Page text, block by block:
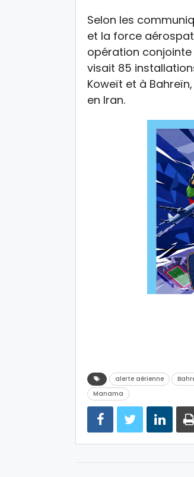
Selon les
et la force
opération
visait 85
Koweït et à
en Iran.
alerte aérienne
Manama